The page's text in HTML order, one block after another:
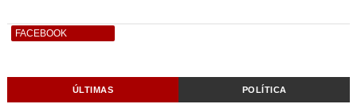
FACEBOOK
ÚLTIMAS POLÍTICA